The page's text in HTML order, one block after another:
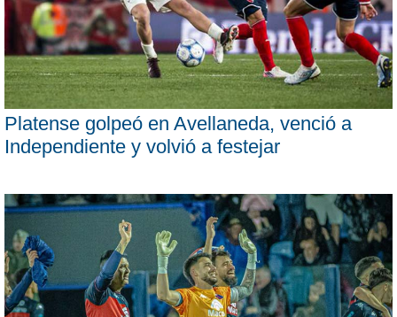
Platense golpeó en Avellaneda, venció a
Independiente y volvió a festejar